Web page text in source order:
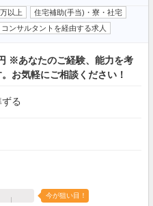
以上
住宅補助(手当)・寮・社宅
コンサルタントを経由する求人
※あなたのご経験、能力を考
お気軽にご相談ください！
る
今が狙い目！